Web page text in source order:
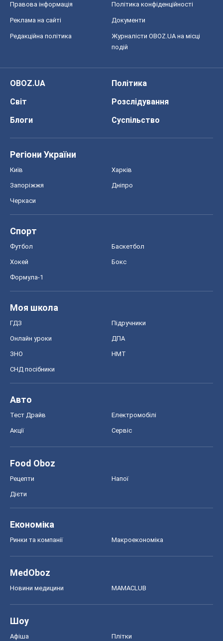
Правова інформація Політика конфіденційності
Реклама на сайті Документи
Редакційна політика
Журналісти OBOZ.UA на місці
подій
OBOZ.UA
Політика
Світ
Розслідування
Блоги
Суспільство
Регіони України
Київ Харків
Запоріжжя Дніпро
Черкаси
Спорт
Футбол Баскетбол
Хокей Бокс
Формула-1
Моя школа
ГДЗ Підручники
Онлайн уроки ДПА
ЗНО НМТ
СНД посібники
Авто
Тест Драйв Електромобілі
Акції Сервіс
Food Oboz
Рецепти Напої
Дієти
Економіка
Ринки та компанії Макроекономіка
MedOboz
Новини медицини MAMACLUB
Шоу
Афіша Плітки